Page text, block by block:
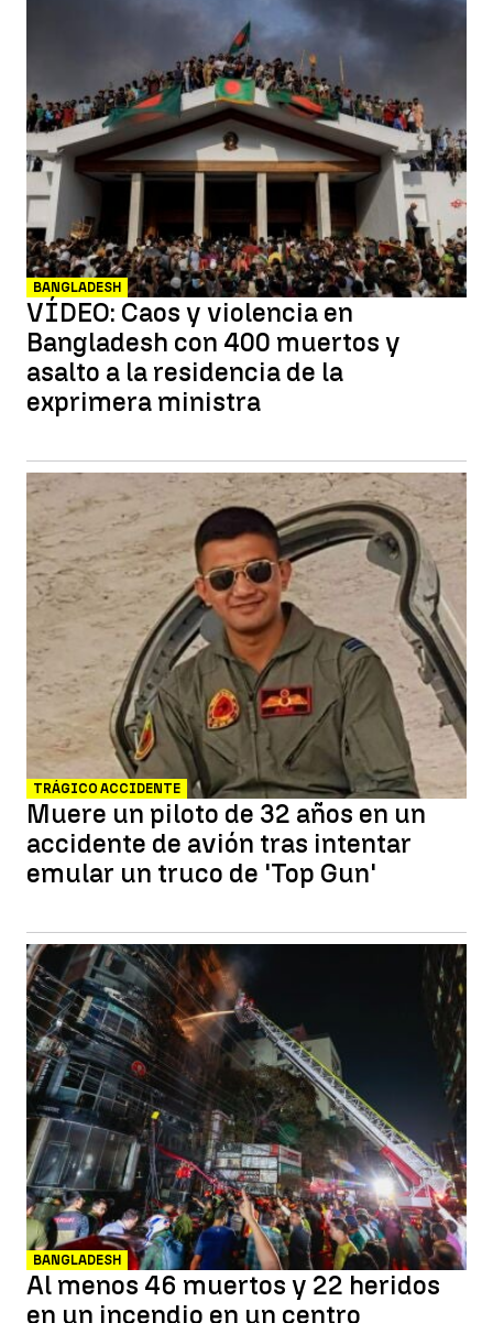
BANGLADESH
VÍDEO: Caos y violencia en
Bangladesh con 400 muertos y
asalto a la residencia de la
exprimera ministra
TRÁGICO ACCIDENTE
Muere un piloto de 32 años en un
accidente de avión tras intentar
emular un truco de 'Top Gun'
BANGLADESH
Al menos 46 muertos y 22 heridos
en un incendio en un centro